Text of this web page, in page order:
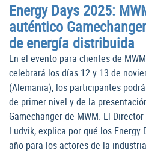
Energy Days 2025:
auténtico
de energía distribuida
En el evento para clientes de
celebrará los días 12 y 13 de
(Alemania), los participantes
de primer nivel y de la
Gamechanger de MWM. El
Ludvik, explica por qué los Energy
año para los actores de la